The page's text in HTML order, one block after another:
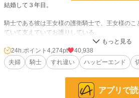
結婚して３年目。
騎士である彼は王女様の護衛騎士で、王女様のこ
ていて支えていてお護りしている。
それこそが彼の誇りで彼の幸せで、だから、私は
王女様には私は勝てない。
結婚3年目の夫に祝われない誕生日に起こった事
と、彼女の存在と献身が当たり前になってしまっ
い騎士の不器用な想いの話。
24h.ポイント 4,274pt
40,938
夫婦
騎士 すれ違い ハッピーエンド
アプリで